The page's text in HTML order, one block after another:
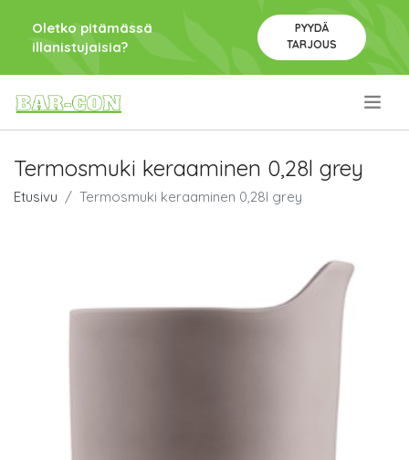
Oletko pitämässä
illanistujaisia?
PYYDÄ
TARJOUS
Termosmuki keraaminen 0,28l grey
Etusivu Termosmuki keraaminen 0,28l grey